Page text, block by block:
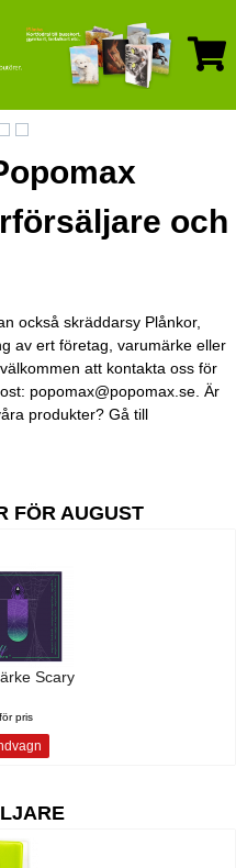
och
också skräddarsy Plånkor,
av ert företag, varumärke eller
att kontakta oss för
popomax@popomax.se. Är
produkter? Gå till
FÖR AUGUST
Scary
pris